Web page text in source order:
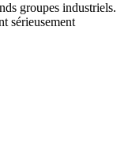
groupes industriels.
sérieusement